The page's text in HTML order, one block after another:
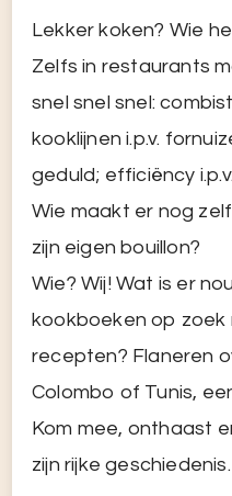
Lekker koken? Wie
Zelfs in restaurants
snel snel snel:
kooklijnen i.p.v.
geduld; efficiëncy
Wie maakt er nog
zijn eigen bouillon?
Wie? Wij! Wat is er
kookboeken op
recepten? Flaneren
Colombo of Tunis,
Kom mee, onthaast
zijn rijke geschiedenis.